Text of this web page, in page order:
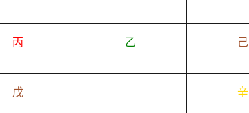
丙 乙 己
戊 辛